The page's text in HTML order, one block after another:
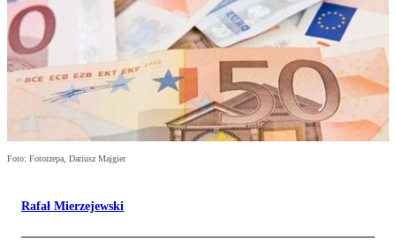
Foto: Fotorzepa, Dariusz Majgier
Rafał Mierzejewski